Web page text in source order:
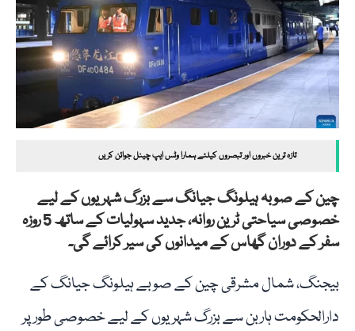
تازہ ترین خبروں اور تبصروں کیلئے ہمارا وٹس ایپ چینل جوائن کریں
چین کے صوبہ ہیلونگ جیانگ سے بزرگ شہریوں کے لیے
خصوصی سیاحتی ٹرین روانہ، جدید سہولیات کے ساتھ 5 روزہ
سفر کے دوران گھاس کے میدانوں کی سیر کرائے گی۔
بیجنگ، شمال مشرقی چین کے صوبے ہیلونگ جیانگ کے
دارالحکومت ہاربن سے بزرگ شہریوں کے لیے خصوصی طور پر